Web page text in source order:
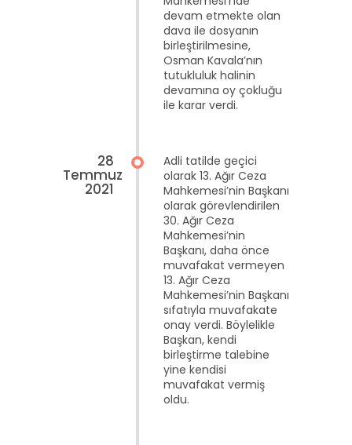
devam etmekte olan
dava ile dosyanın
birleştirilmesine,
Osman Kavala’nın
tutukluluk halinin
devamına oy çokluğu
ile karar verdi.
28
Temmuz
2021
Adli tatilde geçici
olarak 13. Ağır Ceza
Mahkemesi’nin Başkanı
olarak görevlendirilen
30. Ağır Ceza
Mahkemesi’nin
Başkanı, daha önce
muvafakat vermeyen
13. Ağır Ceza
Mahkemesi’nin Başkanı
sıfatıyla muvafakate
onay verdi. Böylelikle
Başkan, kendi
birleştirme talebine
yine kendisi
muvafakat vermiş
oldu.